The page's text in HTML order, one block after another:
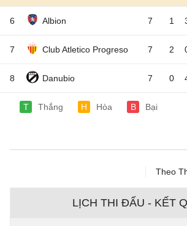
6 Albion 7 1
7 Club Atletico Progreso 7 2
8 Danubio 7 0
T Thắng H Hòa B Bại
Theo
LỊCH THI ĐẤU - KẾT